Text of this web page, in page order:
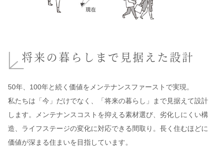
将来の暮らしまで見据えた設計
50年、100年と続く価値をメンテナンスファーストで実現。
私たちは「今」だけでなく、「将来の暮らし」まで見据えて設計
します。メンテナンスコストを抑える素材選び、劣化しにくい構
造、ライフステージの変化に対応できる間取り。長く住むほどに
価値が深まる住まいを目指しています。